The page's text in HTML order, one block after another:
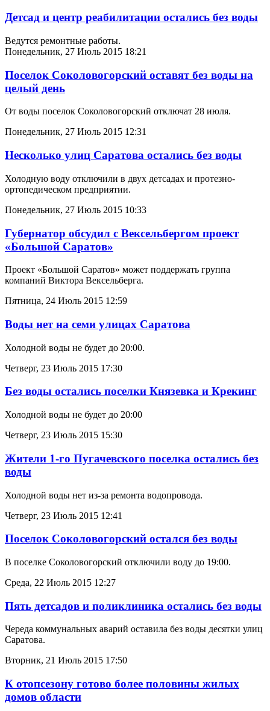
Детсад и центр реабилитации остались без воды
Ведутся ремонтные работы.
Понедельник, 27 Июль 2015 18:21
Поселок Соколовогорский оставят без воды на
целый день
От воды поселок Соколовогорский отключат 28 июля.
Понедельник, 27 Июль 2015 12:31
Несколько улиц Саратова остались без воды
Холодную воду отключили в двух детсадах и протезно-
ортопедическом предприятии.
Понедельник, 27 Июль 2015 10:33
Губернатор обсудил с Вексельбергом проект
«Большой Саратов»
Проект «Большой Саратов» может поддержать группа
компаний Виктора Вексельберга.
Пятница, 24 Июль 2015 12:59
Воды нет на семи улицах Саратова
Холодной воды не будет до 20:00.
Четверг, 23 Июль 2015 17:30
Без воды остались поселки Князевка и Крекинг
Холодной воды не будет до 20:00
Четверг, 23 Июль 2015 15:30
Жители 1-го Пугачевского поселка остались без
воды
Холодной воды нет из-за ремонта водопровода.
Четверг, 23 Июль 2015 12:41
Поселок Соколовогорский остался без воды
В поселке Соколовогорский отключили воду до 19:00.
Среда, 22 Июль 2015 12:27
Пять детсадов и поликлиника остались без воды
Череда коммунальных аварий оставила без воды десятки улиц
Саратова.
Вторник, 21 Июль 2015 17:50
К отопсезону готово более половины жилых
домов области